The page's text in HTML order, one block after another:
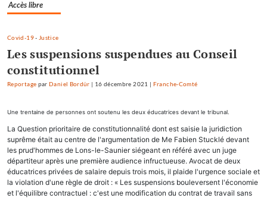
Accès libre
Covid-19- Justice
Les suspensions suspendues au Conseil
constitutionnel
Reportage parDaniel Bordür | 16 décembre 2021 | Franche-Comté
Une trentaine de personnes ont soutenu les deux éducatrices devant le tribunal.
La Question prioritaire de constitutionnalité dont est saisie la juridiction
suprême était au centre de l'argumentation de Me Fabien Stucklé devant
les prud'hommes de Lons-le-Saunier siégeant en référé avec un juge
départiteur après une première audience infructueuse. Avocat de deux
éducatrices privées de salaire depuis trois mois, il plaide l'urgence sociale et
la violation d'une règle de droit : « Les suspensions bouleversent l'économie
et l'équilibre contractuel : c'est une modification du contrat de travail sans